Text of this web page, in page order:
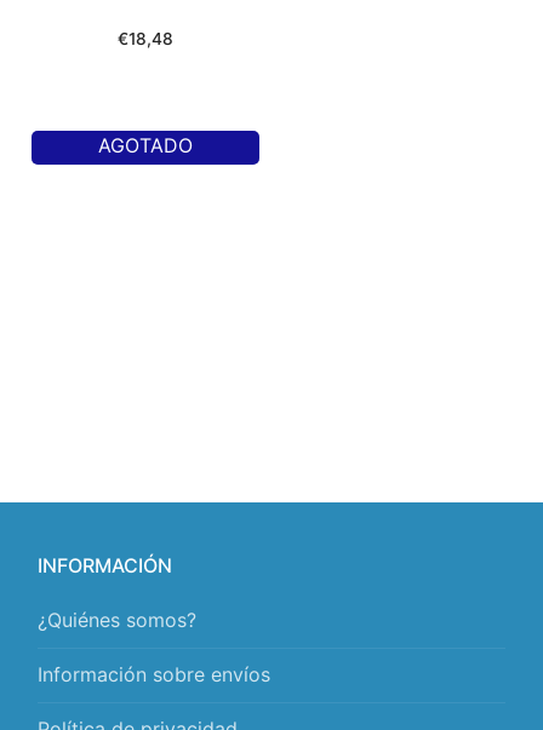
€18,48
AGOTADO
INFORMACIÓN
¿Quiénes somos?
Información sobre envíos